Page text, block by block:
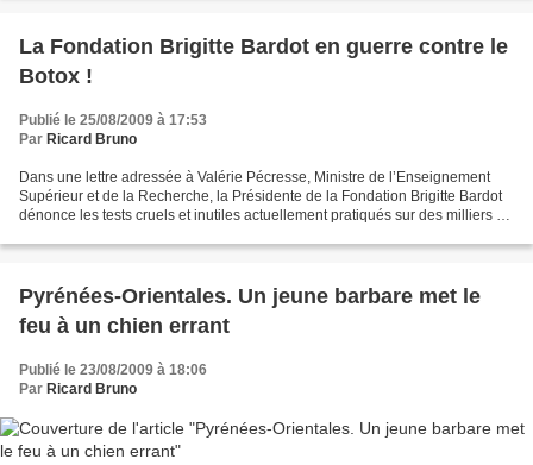
La Fondation Brigitte Bardot en guerre contre le
Botox !
Publié le 25/08/2009 à 17:53
Par Ricard Bruno
Dans une lettre adressée à Valérie Pécresse, Ministre de l’Enseignement
Supérieur et de la Recherche, la Présidente de la Fondation Brigitte Bardot
dénonce les tests cruels et inutiles actuellement pratiqués sur des milliers de
Pyrénées-Orientales. Un jeune barbare met le
feu à un chien errant
Publié le 23/08/2009 à 18:06
Par Ricard Bruno